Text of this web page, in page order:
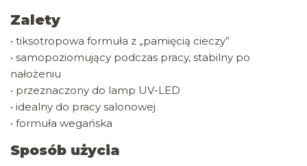
Zalety
• tiksotropowa formuła z „pamięcią cieczy”
• samopoziomujący podczas pracy, stabilny po
nałożeniu
• przeznaczony do lamp UV-LED
• idealny do pracy salonowej
• formuła wegańska
Sposób użycia